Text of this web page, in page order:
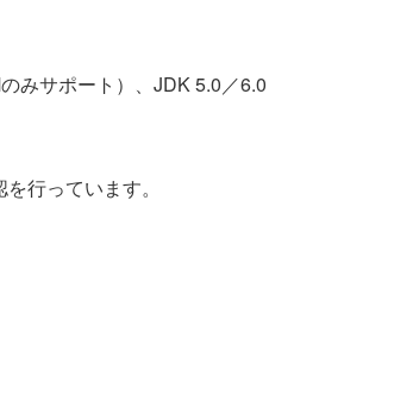
みサポート）、JDK 5.0／6.0
行っています。